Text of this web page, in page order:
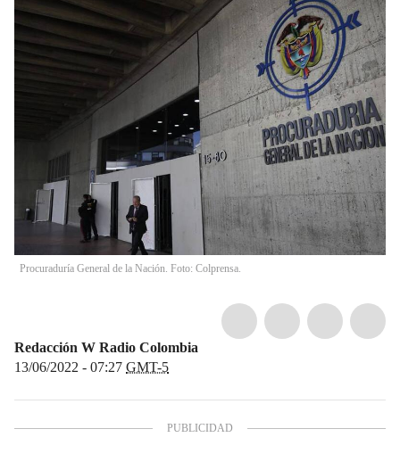
Procuraduría General de la Nación. Foto: Colprensa.
Redacción W Radio Colombia
13/06/2022 - 07:27 GMT-5